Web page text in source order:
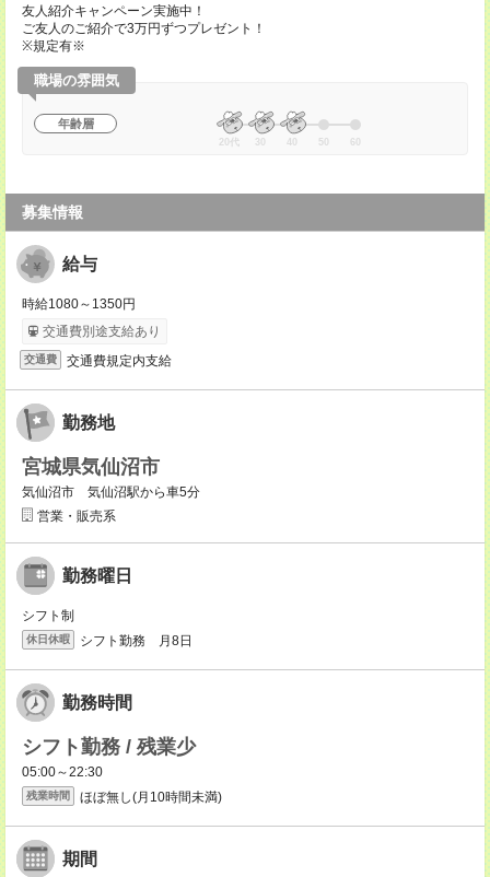
友人紹介キャンペーン実施中！
ご友人のご紹介で3万円ずつプレゼント！
※規定有※
職場の雰囲気
年齢層
20代 30 40 50 60
募集情報
給与
時給1080～1350円
交通費別途支給あり
交通費 交通費規定内支給
勤務地
宮城県気仙沼市
気仙沼市 気仙沼駅から車5分
営業・販売系
勤務曜日
シフト制
休日休暇 シフト勤務 月8日
勤務時間
シフト勤務 / 残業少
05:00～22:30
残業時間 ほぼ無し(月10時間未満)
期間